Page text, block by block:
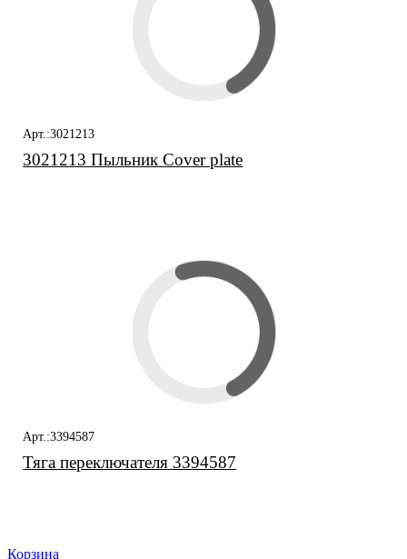
Арт.:3021213
3021213 Пыльник Cover plate
Арт.:3394587
Тяга переключателя 3394587
Корзина